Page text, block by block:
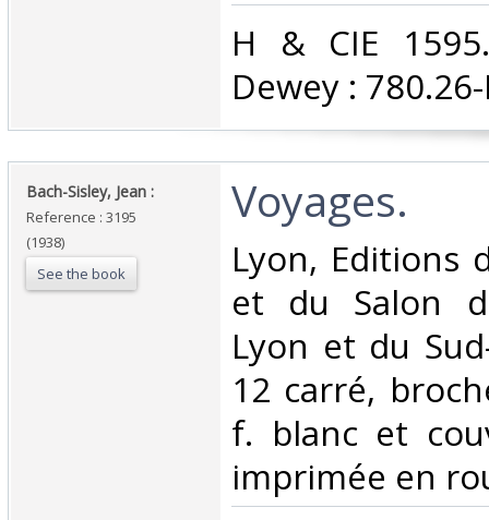
‎H & CIE
Dewey :
‎Bach-Sisley, Jean :‎
Reference : 3195
(1938)
See the book
‎Voyages.‎
‎Lyon, Editions
et du Salon
Lyon et du
12 carré,
f. blanc et
imprimée en